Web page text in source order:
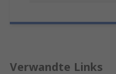
Verwandte Links